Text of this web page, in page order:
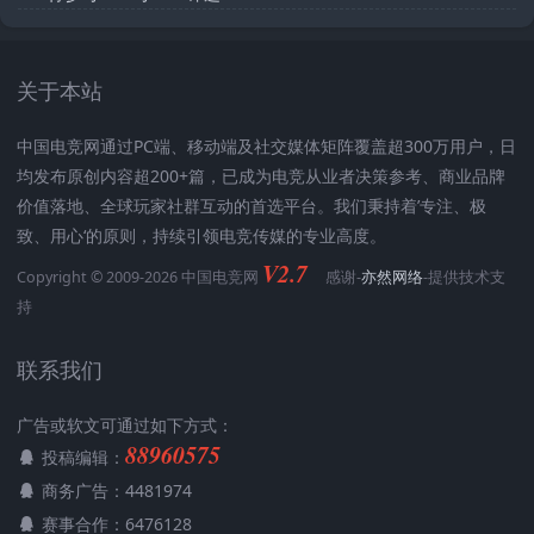
关于本站
中国电竞网通过PC端、移动端及社交媒体矩阵覆盖超300万用户，日
均发布原创内容超200+篇，已成为电竞从业者决策参考、商业品牌
价值落地、全球玩家社群互动的首选平台。我们秉持着’专注、极
致、用心‘的原则，持续引领电竞传媒的专业高度。
Copyright © 2009-2026 中国电竞网 V2.7 感谢-亦然网络-提供技术支
持
联系我们
广告或软文可通过如下方式：
投稿编辑： 88960575
商务广告：4481974
赛事合作：6476128